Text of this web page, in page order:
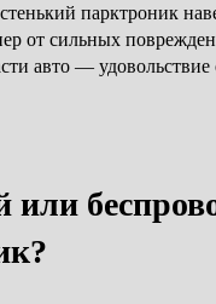
парктроник
от сильных
авто — удовольствие
или